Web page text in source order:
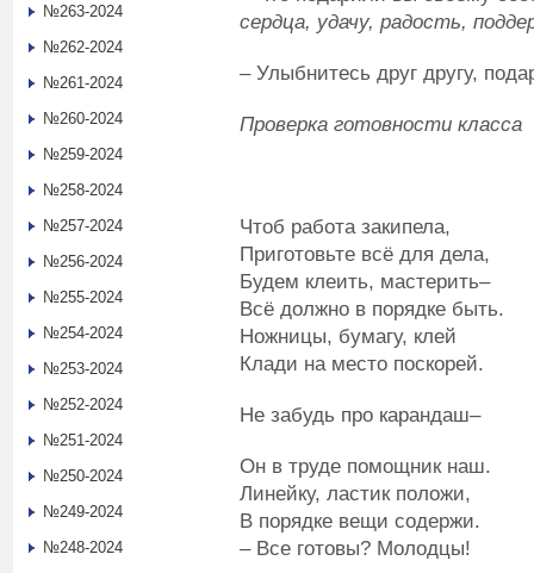
сердца, удачу, радость,
– Улыбнитесь друг другу,
Проверка готовности класса
Чтоб работа закипела,
Приготовьте всё для дела,
Будем клеить, мастерить–
Всё должно в порядке быть.
Ножницы, бумагу, клей
Клади на место поскорей.
Не забудь про карандаш–
Он в труде помощник наш.
Линейку, ластик положи,
В порядке вещи содержи.
– Все готовы? Молодцы!
№263-2024
№262-2024
№261-2024
№260-2024
№259-2024
№258-2024
№257-2024
№256-2024
№255-2024
№254-2024
№253-2024
№252-2024
№251-2024
№250-2024
№249-2024
№248-2024